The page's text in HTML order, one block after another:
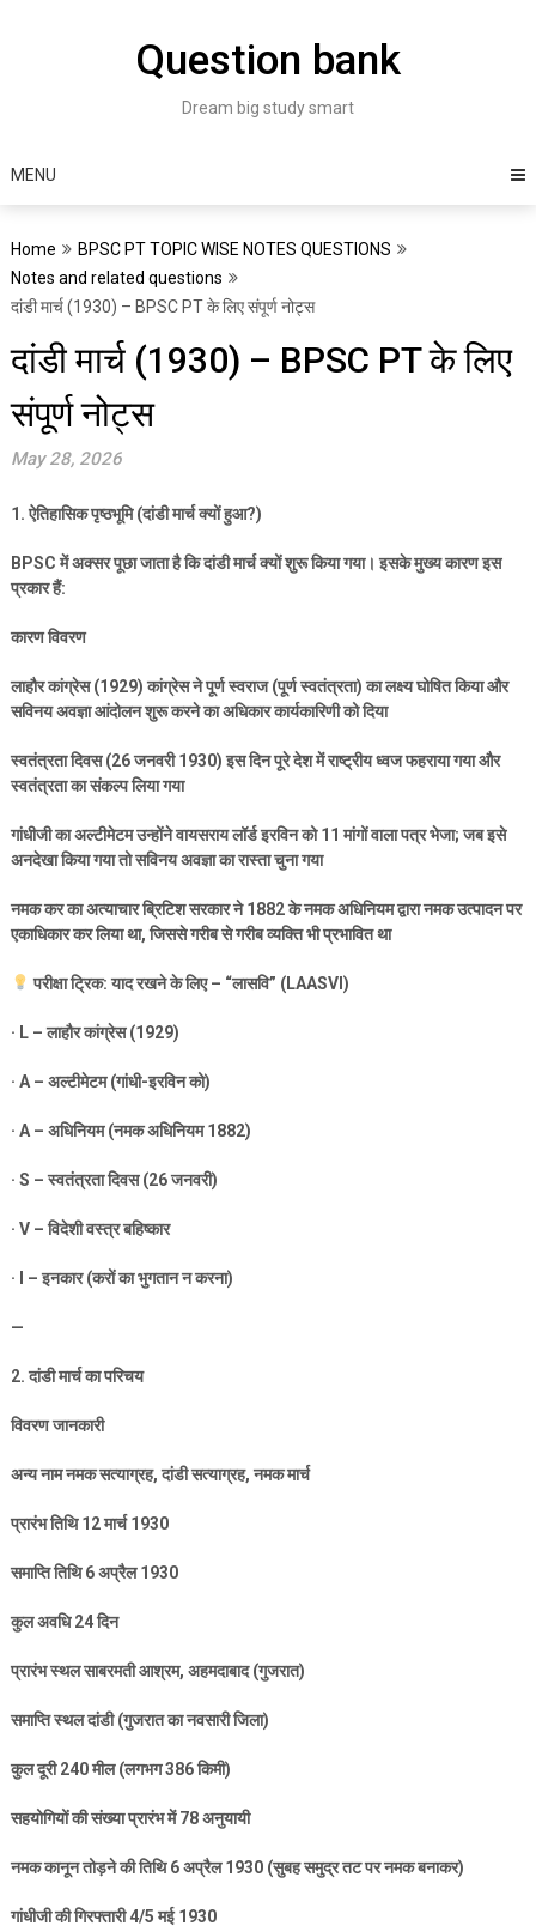
Question bank
Dream big study smart
MENU
Home
BPSC PT TOPIC WISE NOTES QUESTIONS
Notes and related questions
दांडी मार्च (1930) – BPSC PT के लिए संपूर्ण नोट्स
दांडी मार्च (1930) – BPSC PT के लिए
संपूर्ण नोट्स
May 28, 2026
1.ऐतिहासिक पृष्ठभूमि (दांडी मार्च क्यों हुआ?)
BPSCमें अक्सर पूछा जाता है कि दांडी मार्च क्यों शुरू किया गया। इसके मुख्य कारण इस
प्रकार हैं:
कारण विवरण
लाहौर कांग्रेस (1929)कांग्रेस ने पूर्ण स्वराज (पूर्ण स्वतंत्रता) का लक्ष्य घोषित किया और
सविनय अवज्ञा आंदोलन शुरू करने का अधिकार कार्यकारिणी को दिया
स्वतंत्रता दिवस (26जनवरी1930)इस दिन पूरे देश में राष्ट्रीय ध्वज फहराया गया और
स्वतंत्रता का संकल्प लिया गया
गांधीजी का अल्टीमेटम उन्होंने वायसराय लॉर्ड इरविन को11 मांगों वाला पत्र भेजा;जब इसे
अनदेखा किया गया तो सविनय अवज्ञा का रास्ता चुना गया
नमक कर का अत्याचार ब्रिटिश सरकार ने1882के नमक अधिनियम द्वारा नमक उत्पादन पर
एकाधिकार कर लिया था,जिससे गरीब से गरीब व्यक्ति भी प्रभावित था
परीक्षा ट्रिक: याद रखने के लिए – “लासवि” (LAASVI)
· L –लाहौर कांग्रेस (1929)
· A – अल्टीमेटम (गांधी-इरविन को)
· A – अधिनियम (नमक अधिनियम1882)
· S –स्वतंत्रता दिवस (26जनवरी)
· V –विदेशी वस्त्र बहिष्कार
· I –इनकार (करों का भुगतान न करना)
—
2.दांडी मार्च का परिचय
विवरण जानकारी
अन्य नाम नमक सत्याग्रह,दांडी सत्याग्रह,नमक मार्च
प्रारंभ तिथि12मार्च1930
समाप्ति तिथि6अप्रैल1930
कुल अवधि24दिन
प्रारंभ स्थल साबरमती आश्रम, अहमदाबाद (गुजरात)
समाप्ति स्थल दांडी (गुजरात का नवसारी जिला)
कुल दूरी240मील (लगभग386किमी)
सहयोगियों की संख्या प्रारंभ में78अनुयायी
नमक कानून तोड़ने की तिथि6अप्रैल1930 (सुबह समुद्र तट पर नमक बनाकर)
गांधीजी की गिरफ्तारी4/5मई1930